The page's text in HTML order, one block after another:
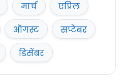
मार्च
एप्रिल
ऑगस्ट
सप्टेंबर
डिसेंबर